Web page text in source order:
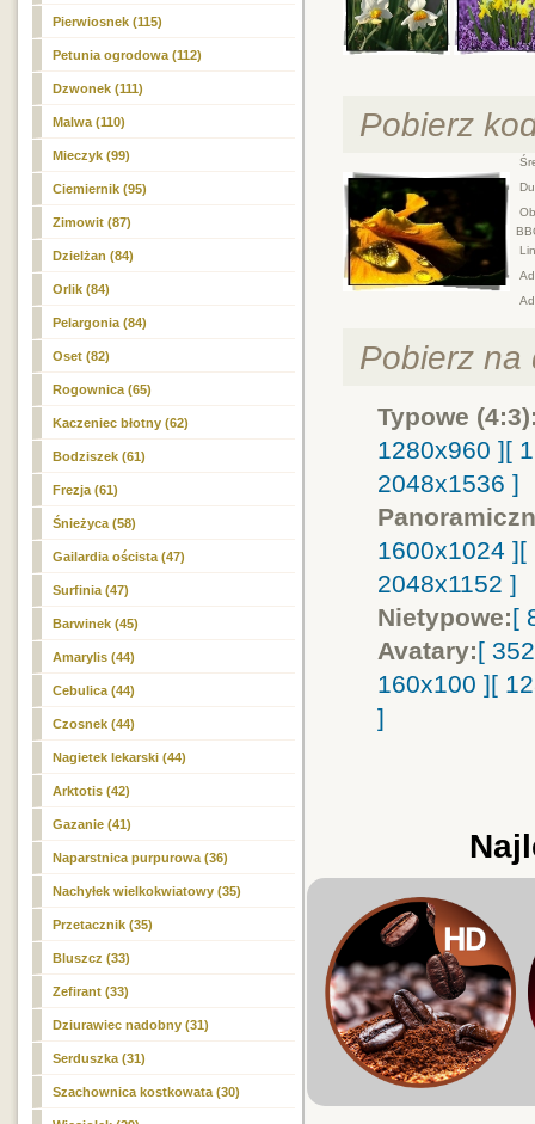
Pierwiosnek (115)
Petunia ogrodowa (112)
Dzwonek (111)
Malwa (110)
Mieczyk (99)
Ciemiernik (95)
Zimowit (87)
Dzielżan (84)
Orlik (84)
Pelargonia (84)
Oset (82)
Rogownica (65)
Kaczeniec błotny (62)
Bodziszek (61)
Frezja (61)
Śnieżyca (58)
Gailardia oścista (47)
Surfinia (47)
Barwinek (45)
Amarylis (44)
Cebulica (44)
Czosnek (44)
Nagietek lekarski (44)
Arktotis (42)
Gazanie (41)
Naparstnica purpurowa (36)
Nachyłek wielkokwiatowy (35)
Przetacznik (35)
Bluszcz (33)
Zefirant (33)
Dziurawiec nadobny (31)
Serduszka (31)
Szachownica kostkowata (30)
Pobierz
Pobierz na
Typowe
1280x960 ][
2048x1536 ]
1600x1024 ][
2048x1152 ]
Nietypowe:[
Avatary:[
160x100 ][
]